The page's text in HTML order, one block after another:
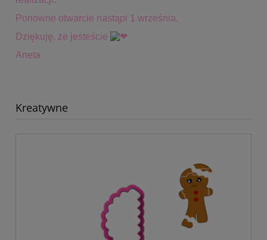
Ponowne otwarcie nastąpi 1 września.
Dziękuję, że jesteście
Aneta
Kreatywne